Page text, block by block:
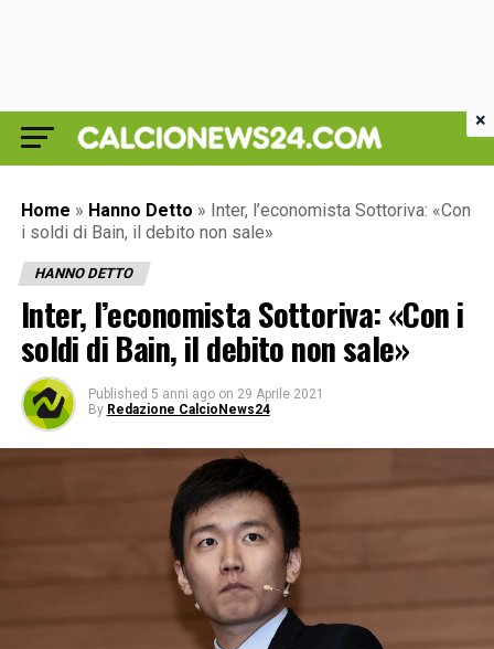
Home » Hanno Detto » Inter, l’economista Sottoriva: «Con
i soldi di Bain, il debito non sale»
HANNO DETTO
Inter, l’economista Sottoriva: «Con i
soldi di Bain, il debito non sale»
Published 5 anni ago on 29 Aprile 2021
By Redazione CalcioNews24
×